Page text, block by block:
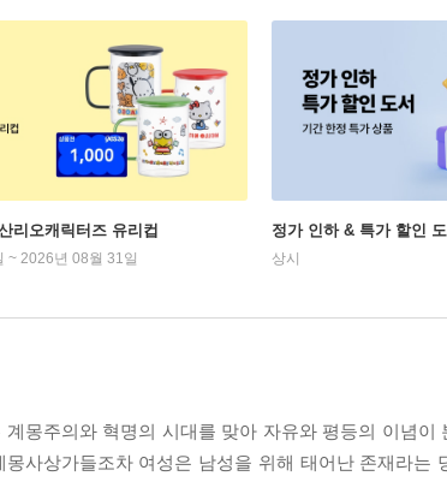
리오캐릭터즈 유리컵
~ 2026년 08월 31일
정가 인하 & 특가 할인
상시
계몽주의와 혁명의 시대를 맞아 자유와 평등의 이념
몽사상가들조차 여성은 남성을 위해 태어난 존재라